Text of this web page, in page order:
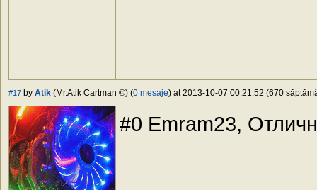
#17 by Atik (Mr.Atik Cartman ©) (0 mesaje) at 2013-10-07 00:21:52 (670
#0 Emram23,